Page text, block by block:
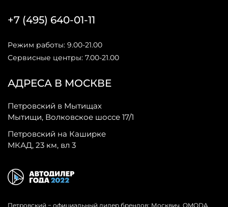
АДРЕСА В МОСКВЕ
Петровский в Мытищах
Мытищи, Волковское шоссе 17/1
Петровский на Каширке
МКАД, 23 км, вл 3
+7 (495) 640-01-11
Режим работы: 9.00-21.00
Сервисные центры: 7.00-21.00
Петровский − официальный дилер брендов: Москвич, OMODA,